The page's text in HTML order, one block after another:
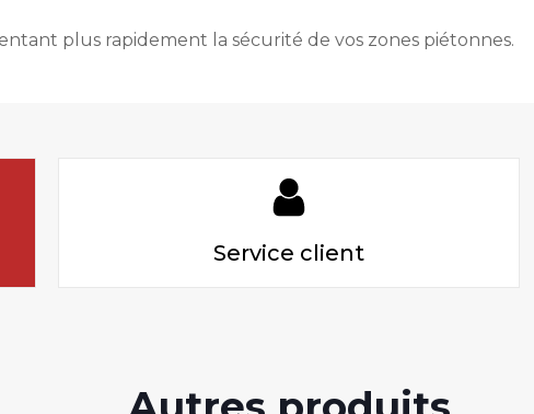
plus rapidement la sécurité de vos zones piétonnes.
Service client